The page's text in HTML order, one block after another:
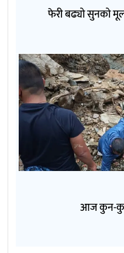
फेरी बढ्यो सुनको
आज कुन-कुन